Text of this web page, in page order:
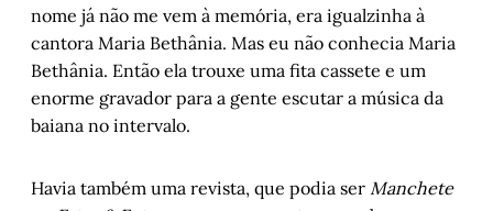
nome já não me vem à memória, era igualzinha à
cantora Maria Bethânia. Mas eu não conhecia Maria
Bethânia. Então ela trouxe uma fita cassete e um
enorme gravador para a gente escutar a música da
baiana no intervalo.
Havia também uma revista, que podia ser Manchete